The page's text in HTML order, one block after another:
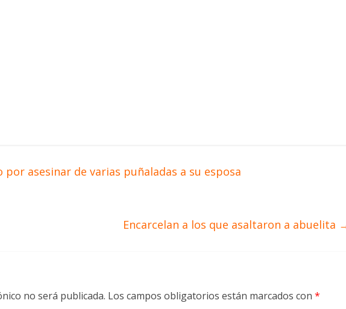
por asesinar de varias puñaladas a su esposa
Encarcelan a los que asaltaron a abuelita
no será publicada. Los campos obligatorios están marcados con *